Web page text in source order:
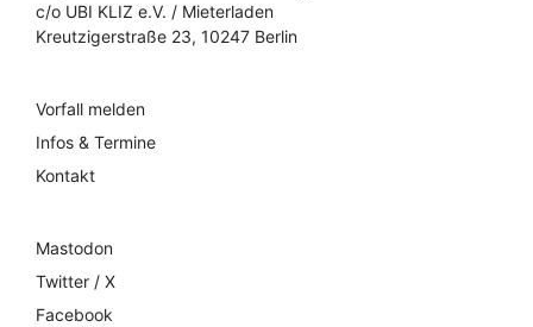
c/o UBI KLIZ e.V. / Mieterladen
Kreutzigerstraße 23, 10247 Berlin
Vorfall melden
Infos & Termine
Kontakt
Mastodon
Twitter / X
Facebook